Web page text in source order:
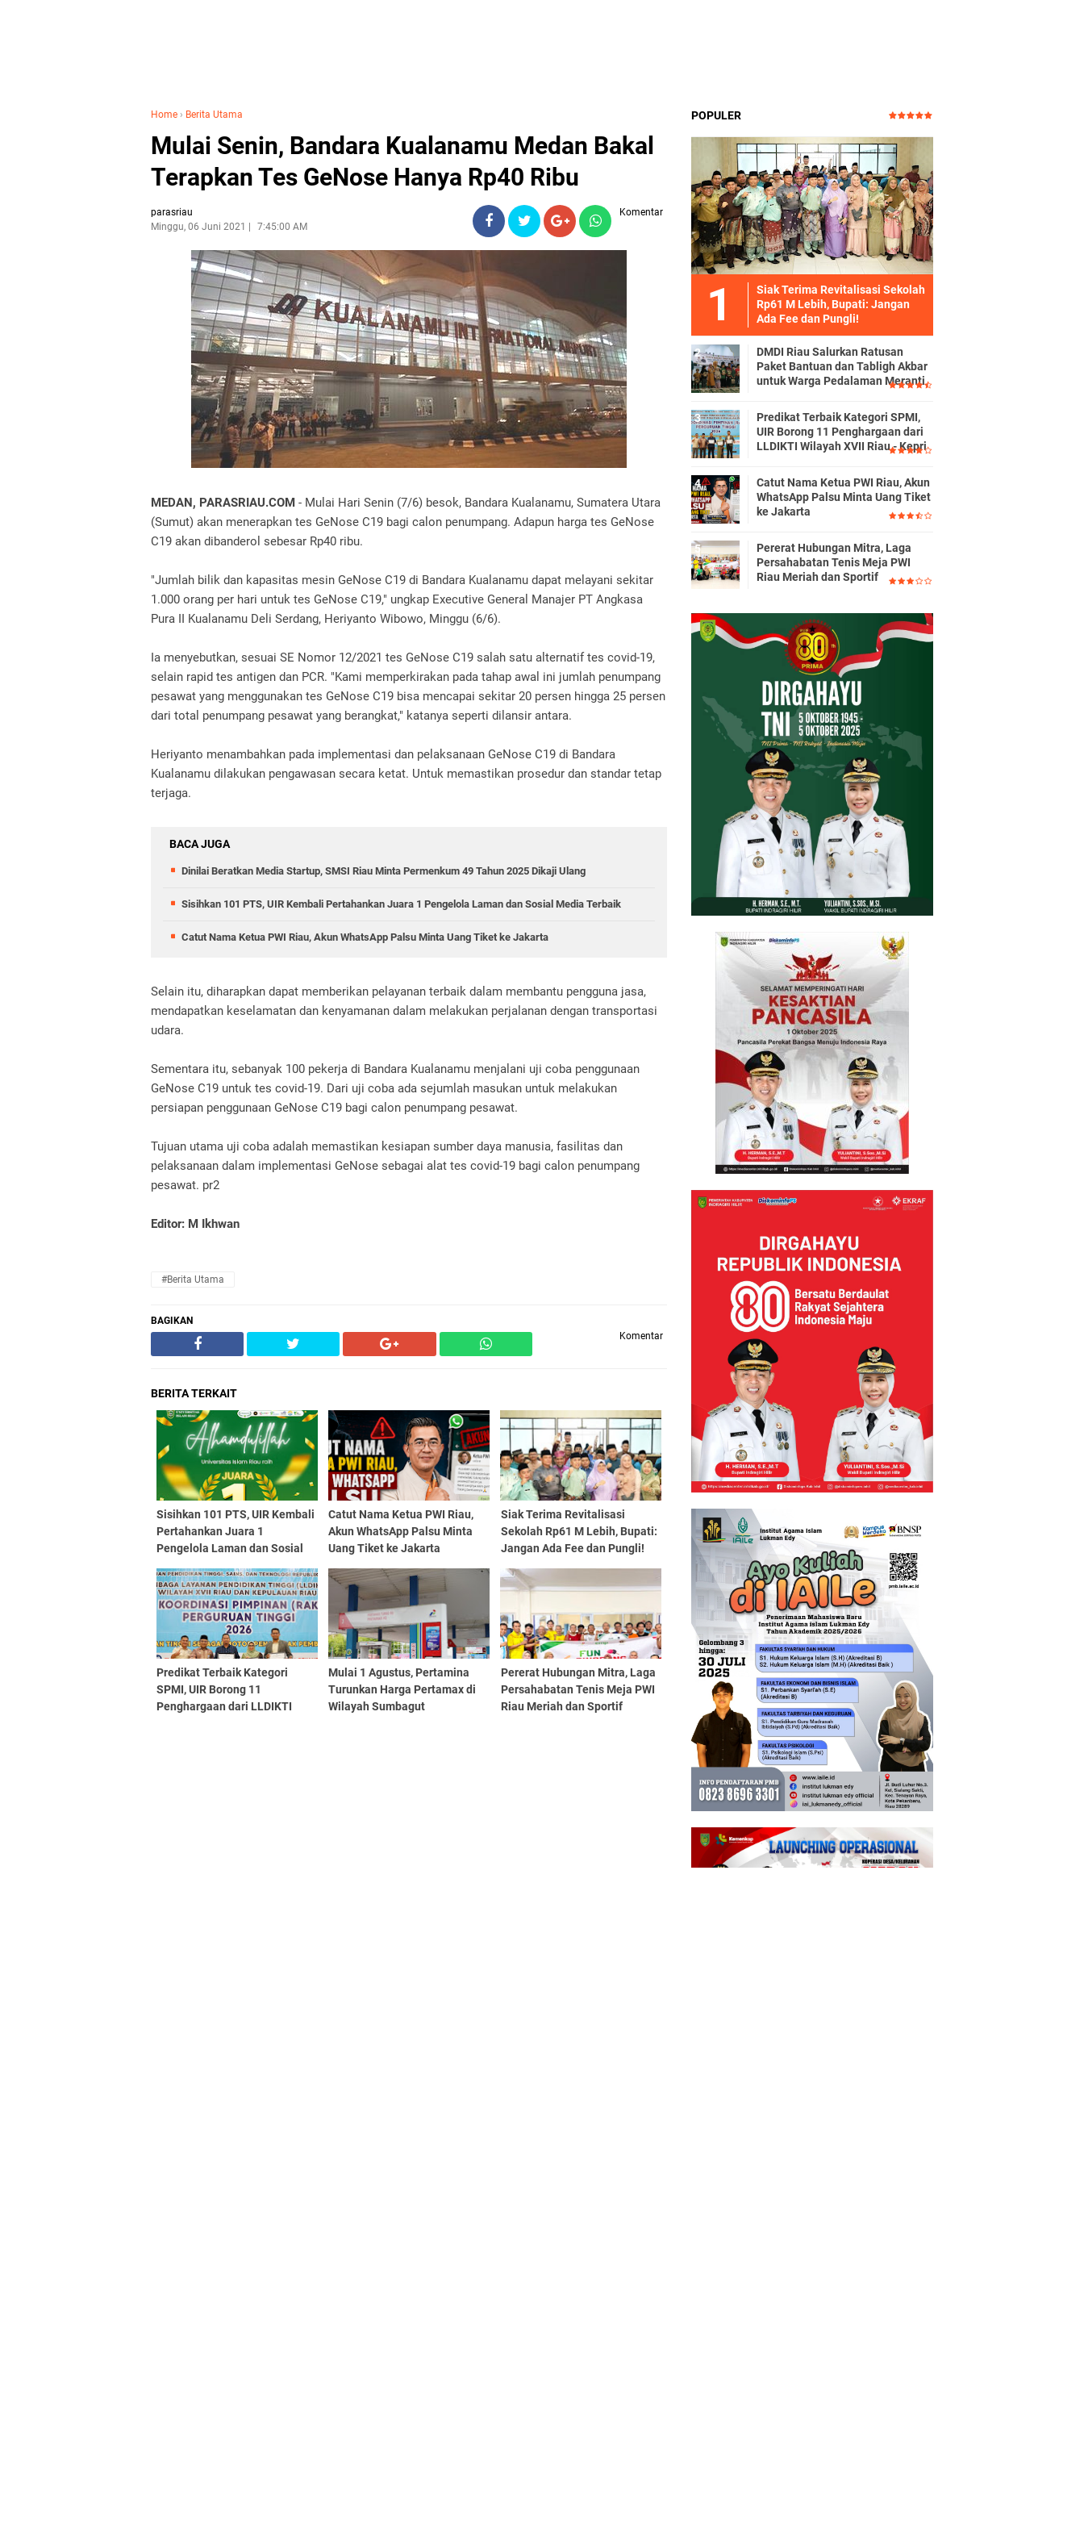
Home › Berita Utama
Mulai Senin, Bandara Kualanamu Medan Bakal
Terapkan Tes GeNose Hanya Rp40 Ribu
parasriau
Minggu, 06 Juni 2021
7:45:00 AM
Komentar
MEDAN, PARASRIAU.COM - Mulai Hari Senin (7/6) besok, Bandara Kualanamu, Sumatera Utara
(Sumut) akan menerapkan tes GeNose C19 bagi calon penumpang. Adapun harga tes GeNose
C19 akan dibanderol sebesar Rp40 ribu.
"Jumlah bilik dan kapasitas mesin GeNose C19 di Bandara Kualanamu dapat melayani sekitar
1.000 orang per hari untuk tes GeNose C19," ungkap Executive General Manajer PT Angkasa
Pura II Kualanamu Deli Serdang, Heriyanto Wibowo, Minggu (6/6).
Ia menyebutkan, sesuai SE Nomor 12/2021 tes GeNose C19 salah satu alternatif tes covid-19,
selain rapid tes antigen dan PCR. "Kami memperkirakan pada tahap awal ini jumlah penumpang
pesawat yang menggunakan tes GeNose C19 bisa mencapai sekitar 20 persen hingga 25 persen
dari total penumpang pesawat yang berangkat," katanya seperti dilansir antara.
Heriyanto menambahkan pada implementasi dan pelaksanaan GeNose C19 di Bandara
Kualanamu dilakukan pengawasan secara ketat. Untuk memastikan prosedur dan standar tetap
terjaga.
BACA JUGA
Dinilai Beratkan Media Startup, SMSI Riau Minta Permenkum 49 Tahun 2025 Dikaji Ulang
Sisihkan 101 PTS, UIR Kembali Pertahankan Juara 1 Pengelola Laman dan Sosial Media Terbaik
Catut Nama Ketua PWI Riau, Akun WhatsApp Palsu Minta Uang Tiket ke Jakarta
Selain itu, diharapkan dapat memberikan pelayanan terbaik dalam membantu pengguna jasa,
mendapatkan keselamatan dan kenyamanan dalam melakukan perjalanan dengan transportasi
udara.
Sementara itu, sebanyak 100 pekerja di Bandara Kualanamu menjalani uji coba penggunaan
GeNose C19 untuk tes covid-19. Dari uji coba ada sejumlah masukan untuk melakukan
persiapan penggunaan GeNose C19 bagi calon penumpang pesawat.
Tujuan utama uji coba adalah memastikan kesiapan sumber daya manusia, fasilitas dan
pelaksanaan dalam implementasi GeNose sebagai alat tes covid-19 bagi calon penumpang
pesawat. pr2
Editor: M Ikhwan
#Berita Utama
BAGIKAN
Komentar
BERITA TERKAIT
Sisihkan 101 PTS, UIR Kembali
Pertahankan Juara 1
Pengelola Laman dan Sosial
Catut Nama Ketua PWI Riau,
Akun WhatsApp Palsu Minta
Uang Tiket ke Jakarta
Siak Terima Revitalisasi
Sekolah Rp61 M Lebih, Bupati:
Jangan Ada Fee dan Pungli!
Predikat Terbaik Kategori
SPMI, UIR Borong 11
Penghargaan dari LLDIKTI
Mulai 1 Agustus, Pertamina
Turunkan Harga Pertamax di
Wilayah Sumbagut
Pererat Hubungan Mitra, Laga
Persahabatan Tenis Meja PWI
Riau Meriah dan Sportif
POPULER
Siak Terima Revitalisasi Sekolah
Rp61 M Lebih, Bupati: Jangan
Ada Fee dan Pungli!
DMDI Riau Salurkan Ratusan
Paket Bantuan dan Tabligh Akbar
untuk Warga Pedalaman Meranti
Predikat Terbaik Kategori SPMI,
UIR Borong 11 Penghargaan dari
LLDIKTI Wilayah XVII Riau - Kepri
Catut Nama Ketua PWI Riau, Akun
WhatsApp Palsu Minta Uang Tiket
ke Jakarta
Pererat Hubungan Mitra, Laga
Persahabatan Tenis Meja PWI
Riau Meriah dan Sportif